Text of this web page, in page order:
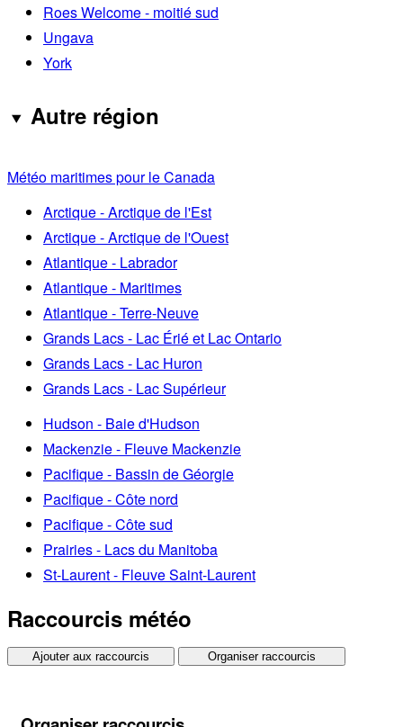
Roes Welcome - moitié sud
Ungava
York
Autre région
Météo maritimes pour le Canada
Arctique - Arctique de l'Est
Arctique - Arctique de l'Ouest
Atlantique - Labrador
Atlantique - Maritimes
Atlantique - Terre-Neuve
Grands Lacs - Lac Érié et Lac Ontario
Grands Lacs - Lac Huron
Grands Lacs - Lac Supérieur
Hudson - Baie d'Hudson
Mackenzie - Fleuve Mackenzie
Pacifique - Bassin de Géorgie
Pacifique - Côte nord
Pacifique - Côte sud
Prairies - Lacs du Manitoba
St-Laurent - Fleuve Saint-Laurent
Raccourcis météo
Ajouter aux raccourcis Organiser raccourcis